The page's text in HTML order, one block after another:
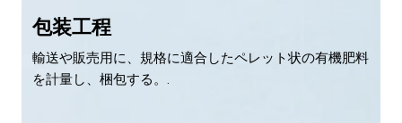
包装工程
輸送や販売用に、規格に適合したペレット状の有機肥料
を計量し、梱包する。.